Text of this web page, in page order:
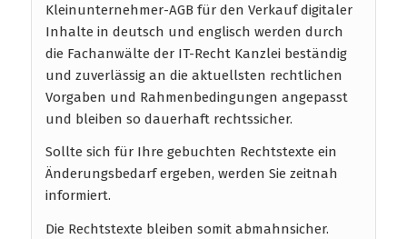
Kleinunternehmer-AGB für den Verkauf digitaler
Inhalte in deutsch und englisch werden durch
die Fachanwälte der IT-Recht Kanzlei beständig
und zuverlässig an die aktuellsten rechtlichen
Vorgaben und Rahmenbedingungen angepasst
und bleiben so dauerhaft rechtssicher.
Sollte sich für Ihre gebuchten Rechtstexte ein
Änderungsbedarf ergeben, werden Sie zeitnah
informiert.
Die Rechtstexte bleiben somit abmahnsicher.